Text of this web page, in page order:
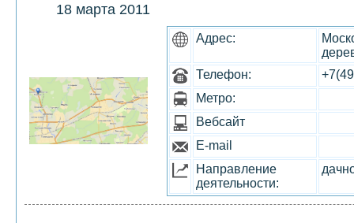
18 марта 2011
Адрес:
Телефон:
Метро:
Вебсайт
E-mail
Направление
деятельности: